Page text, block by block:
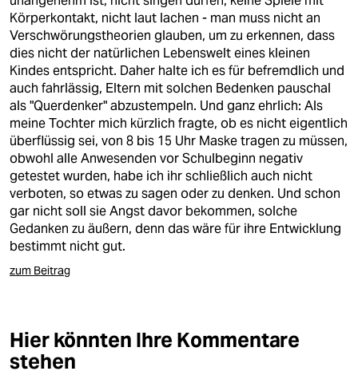
Körperkontakt, nicht laut lachen - man muss nicht an
Verschwörungstheorien glauben, um zu erkennen, dass
dies nicht der natürlichen Lebenswelt eines kleinen
Kindes entspricht. Daher halte ich es für befremdlich und
auch fahrlässig, Eltern mit solchen Bedenken pauschal
als "Querdenker" abzustempeln. Und ganz ehrlich: Als
meine Tochter mich kürzlich fragte, ob es nicht eigentlich
überflüssig sei, von 8 bis 15 Uhr Maske tragen zu müssen,
obwohl alle Anwesenden vor Schulbeginn negativ
getestet wurden, habe ich ihr schließlich auch nicht
verboten, so etwas zu sagen oder zu denken. Und schon
gar nicht soll sie Angst davor bekommen, solche
Gedanken zu äußern, denn das wäre für ihre Entwicklung
bestimmt nicht gut.
zum Beitrag
Hier könnten Ihre Kommentare
stehen